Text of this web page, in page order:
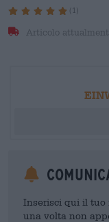
(1)
Articolo
Inserisci qui il tuo
una volta non